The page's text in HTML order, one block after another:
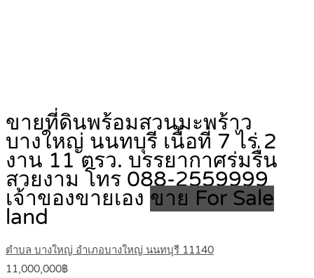
ขายที่ดินพร้อมสวนมะพร้าว
บางใหญ่ นนทบุรี เนื้อที่ 7 ไร่ 2
งาน 11 ตรว. บรรยากาศร่มรื่น
สวยงาม โทร 088-2559999
เจ้าของขายเอง ขาย For Sale
land
ตำบล บางใหญ่ อำเภอบางใหญ่ นนทบุรี 11140
11,000,000฿